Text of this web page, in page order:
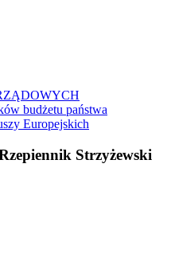
budżetu państwa
Europejskich
Strzyżewski